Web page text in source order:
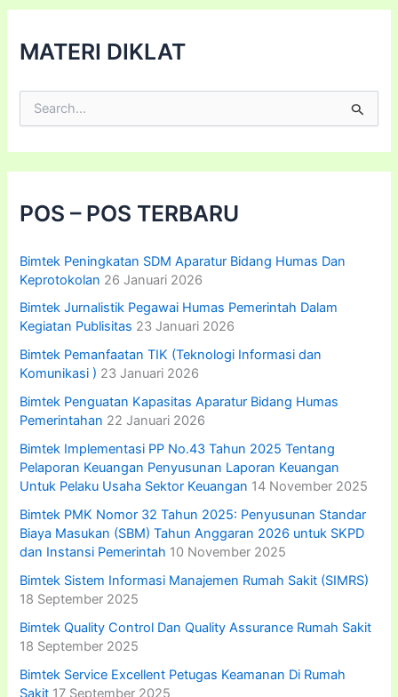
2025/2026
MATERI DIKLAT
i
u
t
u
:
POS – POS TERBARU
Bimtek Peningkatan SDM Aparatur Bidang Humas Dan
Keprotokolan 26 Januari 2026
Bimtek Jurnalistik Pegawai Humas Pemerintah Dalam
Kegiatan Publisitas 23 Januari 2026
Bimtek Pemanfaatan TIK (Teknologi Informasi dan
Komunikasi ) 23 Januari 2026
Bimtek Penguatan Kapasitas Aparatur Bidang Humas
Pemerintahan 22 Januari 2026
Bimtek Implementasi PP No.43 Tahun 2025 Tentang
Pelaporan Keuangan Penyusunan Laporan Keuangan
Untuk Pelaku Usaha Sektor Keuangan 14 November 2025
Bimtek PMK Nomor 32 Tahun 2025: Penyusunan Standar
Biaya Masukan (SBM) Tahun Anggaran 2026 untuk SKPD
dan Instansi Pemerintah 10 November 2025
Bimtek Sistem Informasi Manajemen Rumah Sakit (SIMRS)
18 September 2025
Bimtek Quality Control Dan Quality Assurance Rumah Sakit
18 September 2025
Bimtek Service Excellent Petugas Keamanan Di Rumah
Sakit 17 September 2025